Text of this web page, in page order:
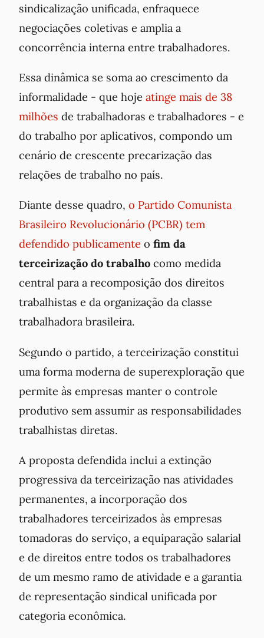
sindicalização unificada, enfraquece
negociações coletivas e amplia a
concorrência interna entre trabalhadores.
Essa dinâmica se soma ao crescimento da
informalidade - que hoje atinge mais de 38
milhões de trabalhadoras e trabalhadores - e
do trabalho por aplicativos, compondo um
cenário de crescente precarização das
relações de trabalho no país.
Diante desse quadro, o Partido Comunista
Brasileiro Revolucionário (PCBR) tem
defendido publicamente o fim da
terceirização do trabalho como medida
central para a recomposição dos direitos
trabalhistas e da organização da classe
trabalhadora brasileira.
Segundo o partido, a terceirização constitui
uma forma moderna de superexploração que
permite às empresas manter o controle
produtivo sem assumir as responsabilidades
trabalhistas diretas.
A proposta defendida inclui a extinção
progressiva da terceirização nas atividades
permanentes, a incorporação dos
trabalhadores terceirizados às empresas
tomadoras do serviço, a equiparação salarial
e de direitos entre todos os trabalhadores
de um mesmo ramo de atividade e a garantia
de representação sindical unificada por
categoria econômica.